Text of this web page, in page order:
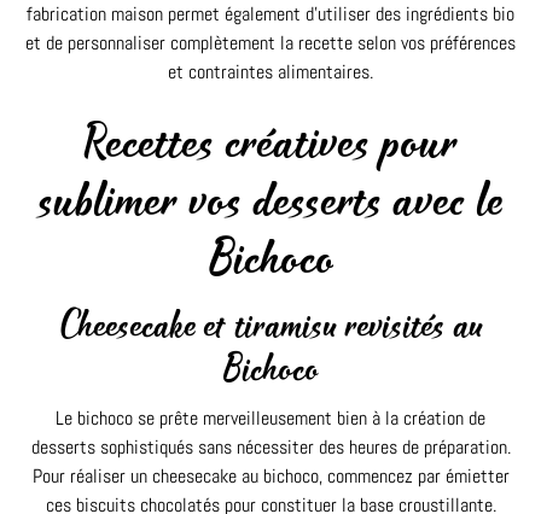
fabrication maison permet également d’utiliser des ingrédients bio
et de personnaliser complètement la recette selon vos préférences
et contraintes alimentaires.
Recettes créatives pour
sublimer vos desserts avec le
Bichoco
Cheesecake et tiramisu revisités au
Bichoco
Le bichoco se prête merveilleusement bien à la création de
desserts sophistiqués sans nécessiter des heures de préparation.
Pour réaliser un cheesecake au bichoco, commencez par émietter
ces biscuits chocolatés pour constituer la base croustillante.